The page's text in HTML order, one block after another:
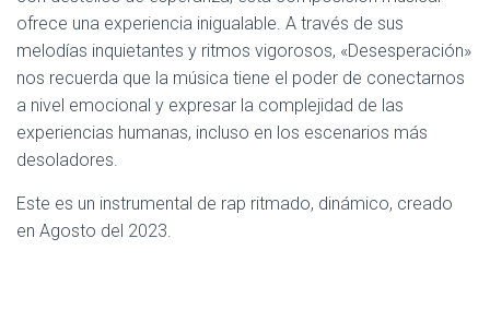
ofrece una experiencia inigualable. A través de sus
melodías inquietantes y ritmos vigorosos, «Desesperación»
nos recuerda que la música tiene el poder de conectarnos
a nivel emocional y expresar la complejidad de las
experiencias humanas, incluso en los escenarios más
desoladores.
Este es un instrumental de rap ritmado, dinámico, creado
en Agosto del 2023.